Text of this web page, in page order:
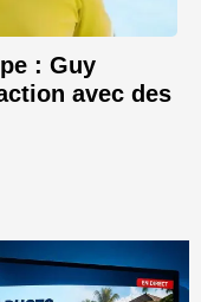
: Guy
avec des